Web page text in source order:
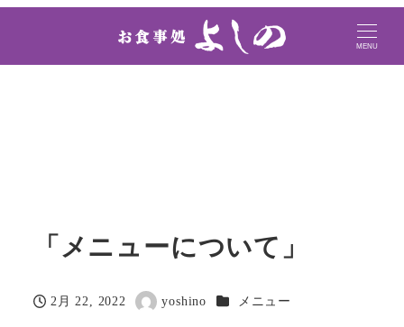
MENU
「メニューについて」
投稿日
2月 22, 2022
著
yoshino カテゴリー
メニュー